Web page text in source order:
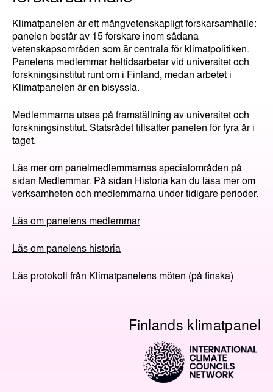
Klimatpanelen är ett mångvetenskapligt forskarsamhälle:
panelen består av 15 forskare inom sådana
vetenskapsområden som är centrala för klimatpolitiken.
Panelens medlemmar heltidsarbetar vid universitet och
forskningsinstitut runt om i Finland, medan arbetet i
Klimatpanelen är en bisyssla.
Medlemmarna utses på framställning av universitet och
forskningsinstitut. Statsrådet tillsätter panelen för fyra år i
taget.
Läs mer om panelmedlemmarnas specialområden på
sidan Medlemmar. På sidan Historia kan du läsa mer om
verksamheten och medlemmarna under tidigare perioder.
Läs om panelens medlemmar
Läs om panelens historia
Läs protokoll från Klimatpanelens möten (på finska)
Finlands klimatpanel